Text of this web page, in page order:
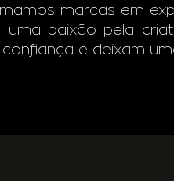
marcas em
uma paixão pela
confiança e deixam